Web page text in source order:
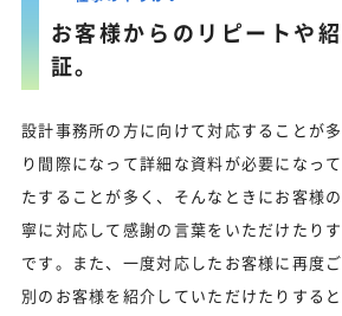
お客様からのリピートや
証。
設計事務所の方に向けて対応することが
り間際になって詳細な資料が必要になっ
たすることが多く、そんなときにお客様
寧に対応して感謝の言葉をいただけたり
です。また、一度対応したお客様に再度
別のお客様を紹介していただけたりする